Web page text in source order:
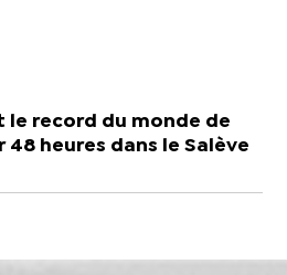
le record du monde de
heures dans le Salève